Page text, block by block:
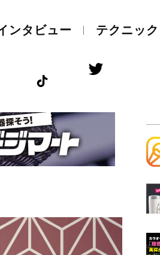
ンタビュー テクニック